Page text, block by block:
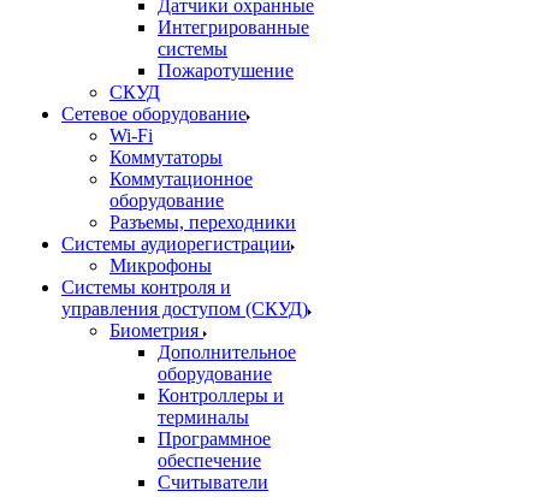
Датчики охранные
Интегрированные
системы
Пожаротушение
СКУД
Сетевое оборудование
Wi-Fi
Коммутаторы
Коммутационное
оборудование
Разъемы, переходники
Системы аудиорегистрации
Микрофоны
Системы контроля и
управления доступом (СКУД)
Биометрия
Дополнительное
оборудование
Контроллеры и
терминалы
Программное
обеспечение
Считыватели